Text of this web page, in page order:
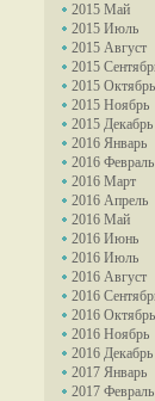
2015 Май
2015 Июль
2015 Август
2015
2015 Октябрь
2015 Ноябрь
2015 Декабрь
2016 Январь
2016 Февраль
2016 Март
2016 Апрель
2016 Май
2016 Июнь
2016 Июль
2016 Август
2016
2016 Октябрь
2016 Ноябрь
2016 Декабрь
2017 Январь
2017 Февраль